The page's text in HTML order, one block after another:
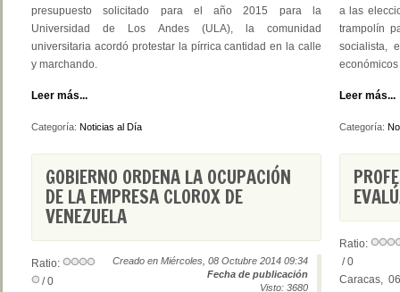
presupuesto solicitado para el año 2015 para la
Universidad de Los Andes (ULA), la comunidad
universitaria acordó protestar la pírrica cantidad en la calle
y marchando.
Leer más...
Categoría: Noticias al Día
a las
trampolín
socialista,
Leer más...
Categoría:
GOBIERNO ORDENA LA OCUPACIÓN
DE LA EMPRESA CLOROX DE
VENEZUELA
Creado en Miércoles, 08 Octubre 2014 09:34
Fecha de publicación
Visto: 3680
Ratio:
/ 0
Ratio:
/ 0
Caracas, 06